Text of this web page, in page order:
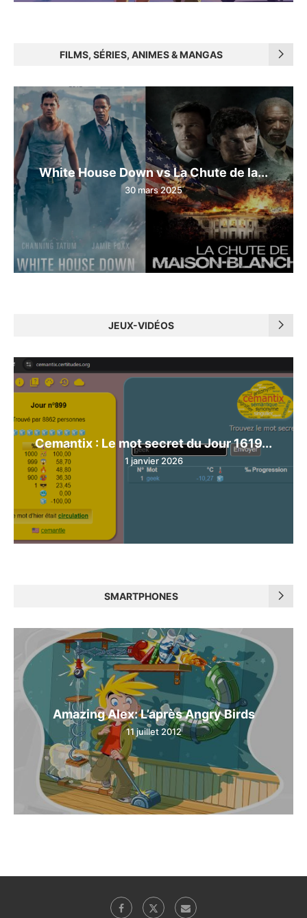
FILMS, SÉRIES, ANIMES & MANGAS
White House Down vs La Chute de la...
30 mars 2025
JEUX-VIDÉOS
Cemantix : Le mot secret du Jour 1619...
1 janvier 2026
SMARTPHONES
Amazing Alex: L’après Angry Birds
11 juillet 2012